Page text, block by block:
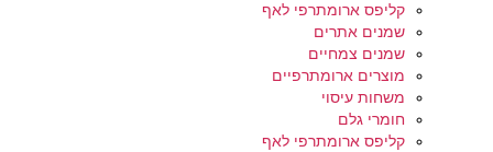
קליפס ארומתרפי לאף
שמנים אתרים
שמנים צמחיים
מוצרים ארומתרפיים
משחות עיסוי
חומרי גלם
קליפס ארומתרפי לאף